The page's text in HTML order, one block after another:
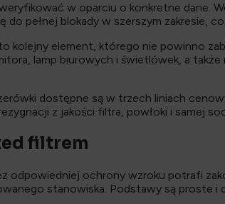
w oparciu o konkretne dane.
do pełnej blokady w szerszym zakresie,
kolejny element, którego nie powinno
lamp biurowych i świetlówek, a
dostępne są w trzech liniach
z jakości filtra, powłoki i samej
filtrem
odpowiedniej ochrony wzroku potrafi
stanowiska. Podstawy są proste i